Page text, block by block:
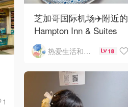
芝加哥国际机场✈️附近的
Hampton Inn & Suites
Rosemont Chicago
O'Hare自助早餐
热爱生活和自由的轻舞飞扬 18
1